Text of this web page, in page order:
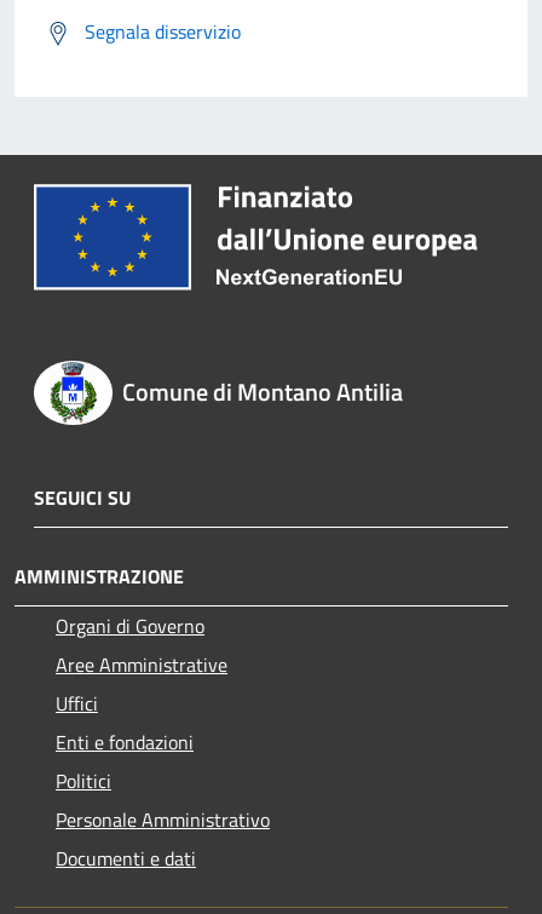
Segnala disservizio
Comune di Montano Antilia
SEGUICI SU
AMMINISTRAZIONE
Organi di Governo
Aree Amministrative
Uffici
Enti e fondazioni
Politici
Personale Amministrativo
Documenti e dati